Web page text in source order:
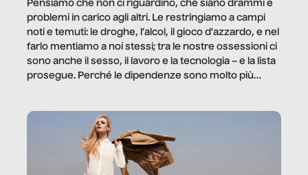
Pensiamo che non ci riguardino, che siano drammi e
problemi in carico agli altri. Le restringiamo a campi
noti e temuti: le droghe, l’alcol, il gioco d’azzardo, e nel
farlo mentiamo a noi stessi; tra le nostre ossessioni ci
sono anche il sesso, il lavoro e la tecnologia – e la lista
prosegue. Perché le dipendenze sono molto più
trae un guadagno. In questo reportage vediamo
quale e come.